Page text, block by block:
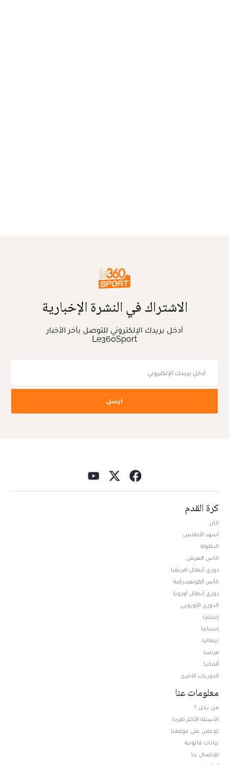
الاشتراك في النشرة الإخبارية
أدخل بريدك الإلكتروني للتوصل بآخر الأخبار
Le360Sport
أرسل
كرة القدم
كان
أسود الأطلس
البطولة
كأس العرش
دوري أبطال افريقيا
كأس الكونفيدرالية
دوري أبطال أوروبا
الدوري الأوروبي
إنجلترا
إسبانيا
إيطاليا
فرنسا
ألمانيا
الدوريات الأخرى
معلومات عنا
من نحن ؟
الأسئلة الأكثر طرحا
للإعلان على موقعنا
بيانات قانونية
للإتصال بنا